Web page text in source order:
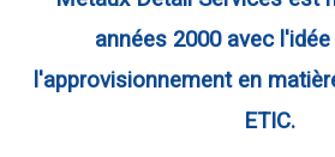
années 2000 avec
l'approvisionnement en
ETIC.